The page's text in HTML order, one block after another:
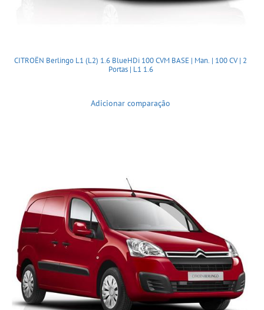
CITROËN Berlingo L1 (L2) 1.6 BlueHDi 100 CVM BASE | Man. | 100 CV | 2
Portas | L1 1.6
Adicionar comparação